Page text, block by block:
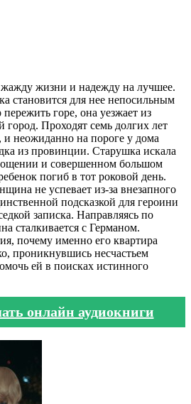
жизни и надежду на лучшее.
становится для нее непосильным
горе, она уезжает из
город. Проходят семь долгих лет
и неожиданно на пороге у дома
из провинции. Старушка искала
и совершенном большом
погиб в тот роковой день.
не успевает из-за внезапного
подсказкой для героини
записка. Направляясь по
сталкивается с Германом.
почему именно его квартира
проникнувшись несчастьем
ей в поисках истинного
онлайн аудиокниги